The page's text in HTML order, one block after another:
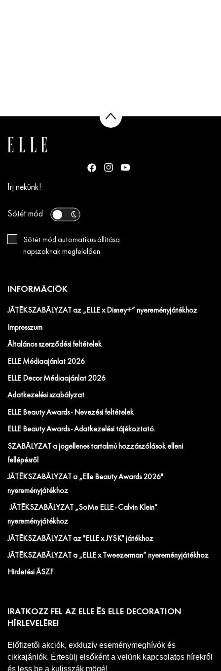
Írj nekünk!
Sötét mód
Sötét mód automatikus állítása
napszaknak megfelelően
INFORMÁCIÓK
JÁTÉKSZABÁLYZAT az „ELLE x Disney+” nyereményjátékhoz
Impresszum
Általános szerződési feltételek
ELLE Médiaajánlat 2026
ELLE Decor Médiaajánlat 2026
Adatkezelési szabályzat
ELLE Beauty Awards - Nevezési feltételek
ELLE Beauty Awards - Adatkezelési tájékoztató.
SZABÁLYZAT a jogellenes tartalmú hozzászólások elleni
fellépésről
JÁTÉKSZABÁLYZAT a „Elle Beauty Awards 2026"
nyereményjátékhoz
JÁTÉKSZABÁLYZAT „SoMe ELLE - Calvin Klein”
nyereményjátékhoz
JÁTÉKSZABÁLYZAT az "ELLE x JYSK" játékhoz
JÁTÉKSZABÁLYZAT a „ELLE x Tweezerman” nyereményjátékhoz
Hirdetési ÁSZF
IRATKOZZ FEL AZ ELLE ÉS ELLE DECORATION
HÍRLEVELÉRE!
Előfizetői akciók, exkluzív eseménymeghívók és
cikkajánlók. Értesülj elsőként a velünk kapcsolatos hírekről
és less be a kulisszák mögé!